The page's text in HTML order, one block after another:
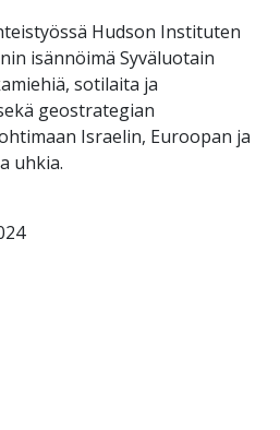
Hudson Instituten
isännöimä Syväluotain
sotilaita ja
geostrategian
Israelin, Euroopan ja
uhkia.